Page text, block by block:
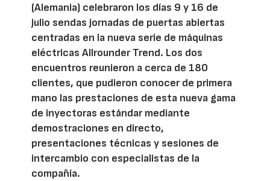
(Alemania) celebraron los días 9 y 16 de
julio sendas jornadas de puertas abiertas
centradas en la nueva serie de máquinas
eléctricas Allrounder Trend. Los dos
encuentros reunieron a cerca de 180
clientes, que pudieron conocer de primera
mano las prestaciones de esta nueva gama
de inyectoras estándar mediante
demostraciones en directo,
presentaciones técnicas y sesiones de
intercambio con especialistas de la
compañía.